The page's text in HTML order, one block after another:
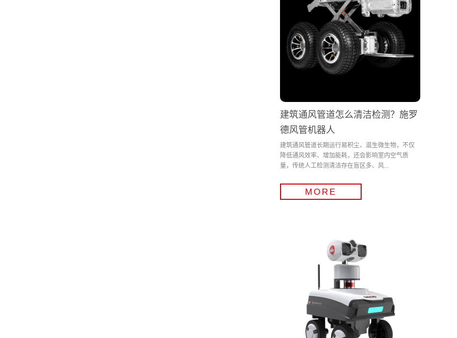
建筑通风管道怎么清洁检测？施罗
德风管机器人
建筑通风管道长期运行易积尘、滋生微生物，不仅
降低通风效率、增加能耗，还会影响室内空气质
量，传统人工检测清洁存在盲区多、风...
MORE